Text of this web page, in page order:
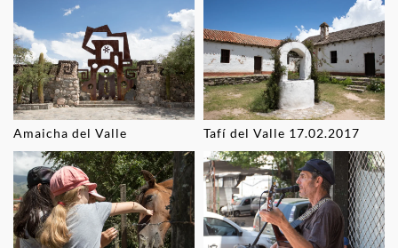
Amaicha del Valle Tafí del Valle 17.02.2017